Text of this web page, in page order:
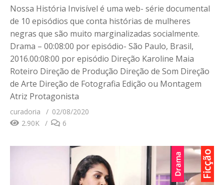
Nossa História Invisível é uma web- série documental
de 10 episódios que conta histórias de mulheres
negras que são muito marginalizadas socialmente.
Drama – 00:08:00 por episódio- São Paulo, Brasil,
2016.00:08:00 por episódio Direção Karoline Maia
Roteiro Direção de Produção Direção de Som Direção
de Arte Direção de Fotografia Edição ou Montagem
Atriz Protagonista
curadoria
02/08/2020
2.90K
6